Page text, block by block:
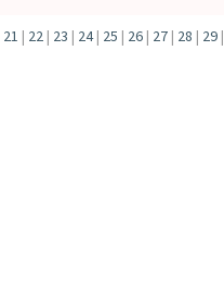
21 | 22 | 23 | 24 | 25 | 26 | 27 | 28 | 29 |